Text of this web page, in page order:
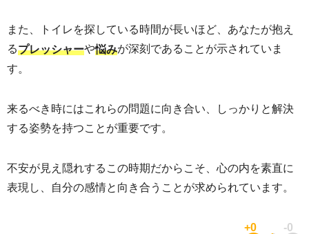
また、トイレを探している時間が長いほど、あなたが抱え
るプレッシャーや悩みが深刻であることが示されていま
す。
来るべき時にはこれらの問題に向き合い、しっかりと解決
する姿勢を持つことが重要です。
不安が見え隠れするこの時期だからこそ、心の内を素直に
表現し、自分の感情と向き合うことが求められています。
+0 -0